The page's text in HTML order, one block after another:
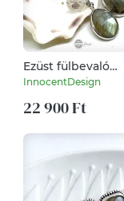
Ezüst fülbevaló
labradorittal
InnocentDesign
22 900 Ft